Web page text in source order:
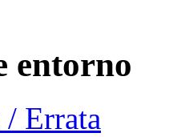
entorno
/ Errata